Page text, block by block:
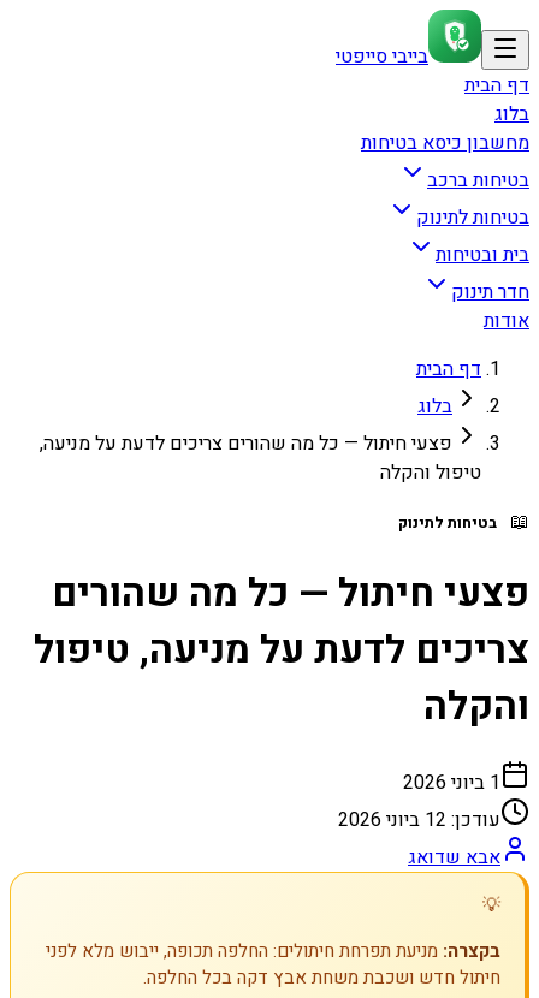
בייבי סייפטי
דף הבית
בלוג
מחשבון כיסא בטיחות
בטיחות ברכב
בטיחות לתינוק
בית ובטיחות
חדר תינוק
אודות
דף הבית
בלוג
פצעי חיתול — כל מה שהורים צריכים לדעת על מניעה,
טיפול והקלה
📖
בטיחות לתינוק
פצעי חיתול — כל מה שהורים
צריכים לדעת על מניעה, טיפול
והקלה
1 ביוני 2026
עודכן: 12 ביוני 2026
אבא שדואג
💡
בקצרה: מניעת תפרחת חיתולים: החלפה תכופה, ייבוש מלא לפני
חיתול חדש ושכבת משחת אבץ דקה בכל החלפה.